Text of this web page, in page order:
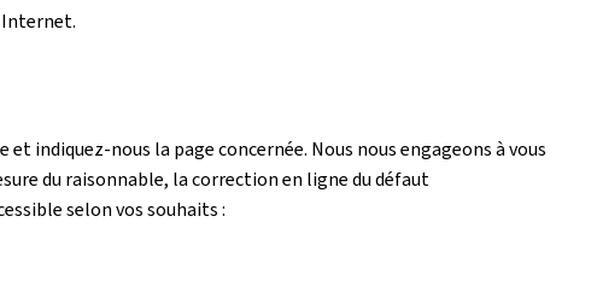
Internet.
et indiquez-nous la page concernée. Nous nous engageons à vous
du raisonnable, la correction en ligne du défaut
selon vos souhaits :